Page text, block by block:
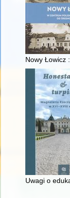
Nowy Łowicz
Uwagi o